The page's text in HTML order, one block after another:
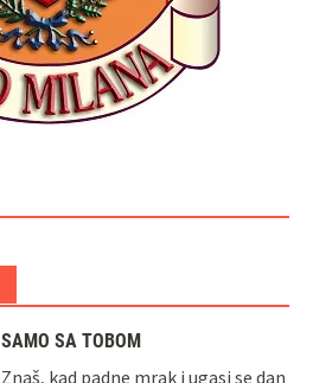
SAMO SA TOBOM
Znaš, kad padne mrak i ugasi se dan